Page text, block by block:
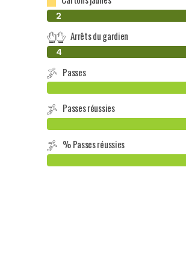
0
2
Arrêts du gardien
0
4
Passes
Passes réussies
% Passes réussies